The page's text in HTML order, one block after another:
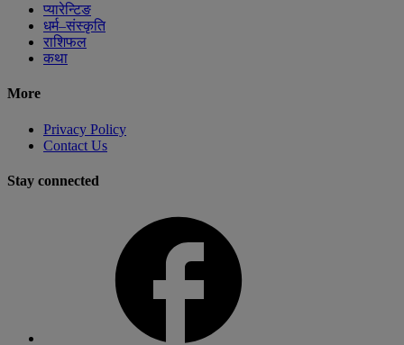
प्यारेन्टिङ
धर्म–संस्कृति
राशिफल
कथा
More
Privacy Policy
Contact Us
Stay connected